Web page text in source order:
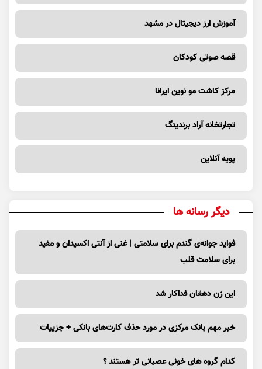
آموزش ارز دیجیتال در مشهد
قصه صوتی کودکان
مرکز کاشت مو نوین ایرانا
تجارتخانه آراد برندینگ
پویه آنلاین
دیگر رسانه ها
فواید جوانه‌ی گندم برای سلامتی | غنی از آنتی اکسیدان و مفید
برای سلامت قلب
این زن دهقان فداکار شد
خبر مهم بانک مرکزی در مورد حذف کارت‌های بانکی + جزییات
کدام گروه های خونی عصبانی تر هستند ؟